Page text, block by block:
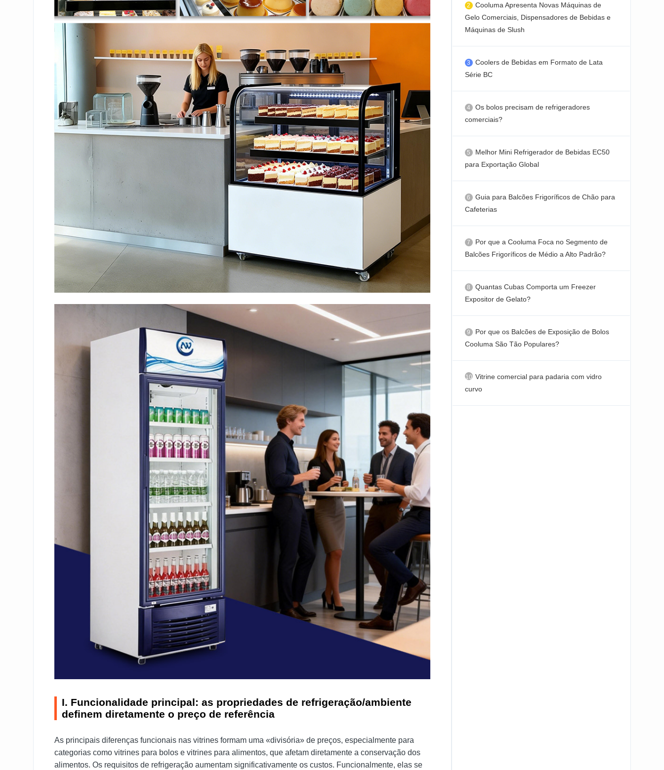
I. Funcionalidade principal: as propriedades de refrigeração/ambiente
definem diretamente o preço de referência
As principais diferenças funcionais nas vitrines formam uma «divisória» de preços, especialmente para
categorias como vitrines para bolos e vitrines para alimentos, que afetam diretamente a conservação dos
alimentos. Os requisitos de refrigeração aumentam significativamente os custos. Funcionalmente, elas se
Cooluma Apresenta Novas Máquinas de
Gelo Comerciais, Dispensadores de Bebidas e
Máquinas de Slush
Coolers de Bebidas em Formato de Lata
Série BC
Os bolos precisam de refrigeradores
comerciais?
Melhor Mini Refrigerador de Bebidas EC50
para Exportação Global
Guia para Balcões Frigoríficos de Chão para
Cafeterias
Por que a Cooluma Foca no Segmento de
Balcões Frigoríficos de Médio a Alto Padrão?
Quantas Cubas Comporta um Freezer
Expositor de Gelato?
Por que os Balcões de Exposição de Bolos
Cooluma São Tão Populares?
Vitrine comercial para padaria com vidro
curvo